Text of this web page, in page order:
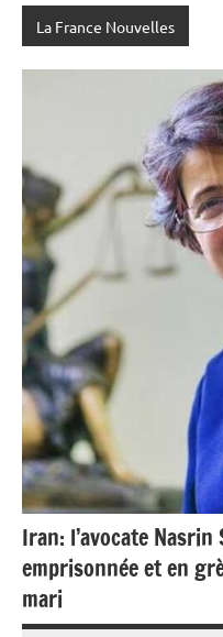
La France Nouvelles
Iran: l’avocate
emprisonnée et en
mari